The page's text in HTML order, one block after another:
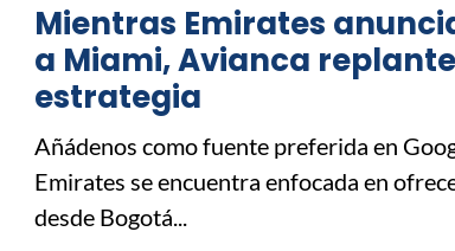
Mientras Emirates
a Miami, Avianca
estrategia
Añádenos como fuente preferida en
Emirates se encuentra enfocada en
desde Bogotá...